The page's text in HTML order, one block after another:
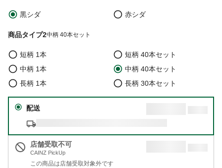
黒シダ 赤シダ
商品タイプ2中柄 40本セット
短柄 1本
短柄 40本セット
中柄 1本
中柄 40本セット
長柄 1本
長柄 30本セット
配送
店舗受取不可
CAINZ PickUp
この商品は店舗受取対象外です